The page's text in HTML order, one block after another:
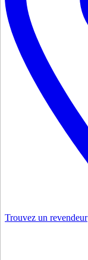
Trouvez un revendeur